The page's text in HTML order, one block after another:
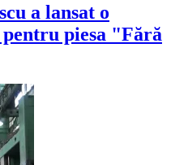
a lansat o
piesa "Fără